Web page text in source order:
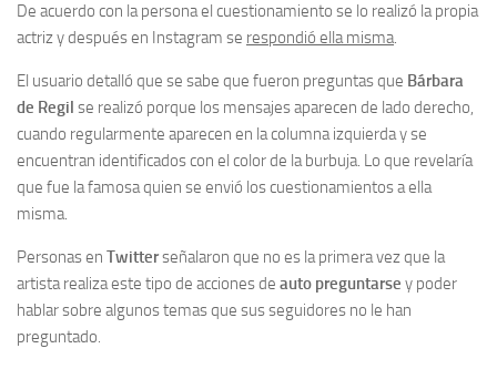
De acuerdo con la persona el cuestionamiento se lo realizó la propia
actriz y después en Instagram se respondió ella misma.
El usuario detalló que se sabe que fueron preguntas que Bárbara
de Regil se realizó porque los mensajes aparecen de lado derecho,
cuando regularmente aparecen en la columna izquierda y se
encuentran identificados con el color de la burbuja. Lo que revelaría
que fue la famosa quien se envió los cuestionamientos a ella
misma.
Personas en Twitterseñalaron que no es la primera vez que la
artista realiza este tipo de acciones de auto preguntarse y poder
hablar sobre algunos temas que sus seguidores no le han
preguntado.